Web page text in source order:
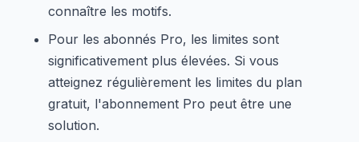
connaître les motifs.
Pour les abonnés Pro, les limites sont
significativement plus élevées. Si vous
atteignez régulièrement les limites du plan
gratuit, l'abonnement Pro peut être une
solution.